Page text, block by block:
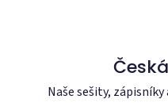
Naše sešity,